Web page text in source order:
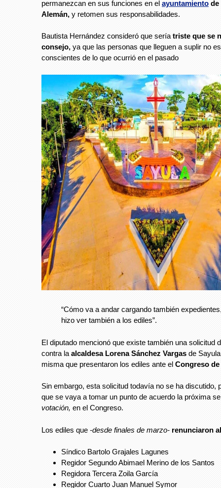
permanezcan en sus funciones en el ayuntamiento de
Alemán, y retomen sus responsabilidades.
Bautista Hernández consideró que sería triste que se
consejo, ya que las personas que lleguen a suplir no
conscientes de lo que ocurrió en el pasado
“Cómo va a andar cargando también
hizo ver también a los ediles”.
El diputado mencionó que existe también una solicitud
contra la alcaldesa Lorena Sánchez Vargas de
misma que presentaron los ediles ante el Congreso
Sin embargo, esta solicitud todavía no se ha discutido,
que se vaya a tomar un punto de acuerdo la próxima
votación, en el Congreso.
Los ediles que -desde finales de marzo- renunciaron
Síndico Bartolo Grajales Lagunes
Regidor Segundo Abimael Merino de los Santos
Regidora Tercera Zoila García
Regidor Cuarto Juan Manuel Symor